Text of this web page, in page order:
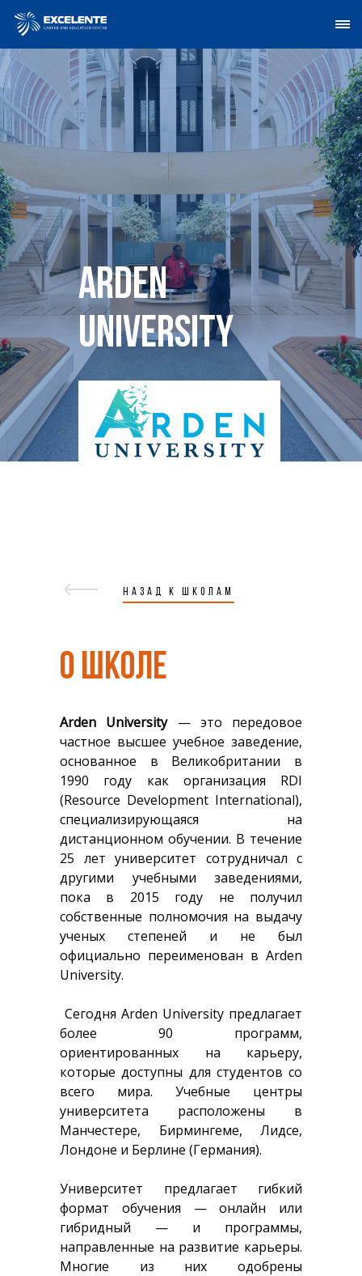
Arden
University
НАЗАД К ШКОЛАМ
О ШКОЛЕ
Arden University— это передовое
частное высшее учебное заведение,
основанное в Великобритании в
1990 году как организация RDI
(Resource Development International),
специализирующаяся на
дистанционном обучении. В течение
25 лет университет сотрудничал с
другими учебными заведениями,
пока в 2015 году не получил
собственные полномочия на выдачу
ученых степеней и не был
официально переименован в Arden
University.
Сегодня Arden University предлагает
более 90 программ,
ориентированных на карьеру,
которые доступны для студентов со
всего мира. Учебные центры
университета расположены в
Манчестере, Бирмингеме, Лидсе,
Лондоне и Берлине (Германия).
Университет предлагает гибкий
формат обучения — онлайн или
гибридный — и программы,
направленные на развитие карьеры.
Многие из них одобрены